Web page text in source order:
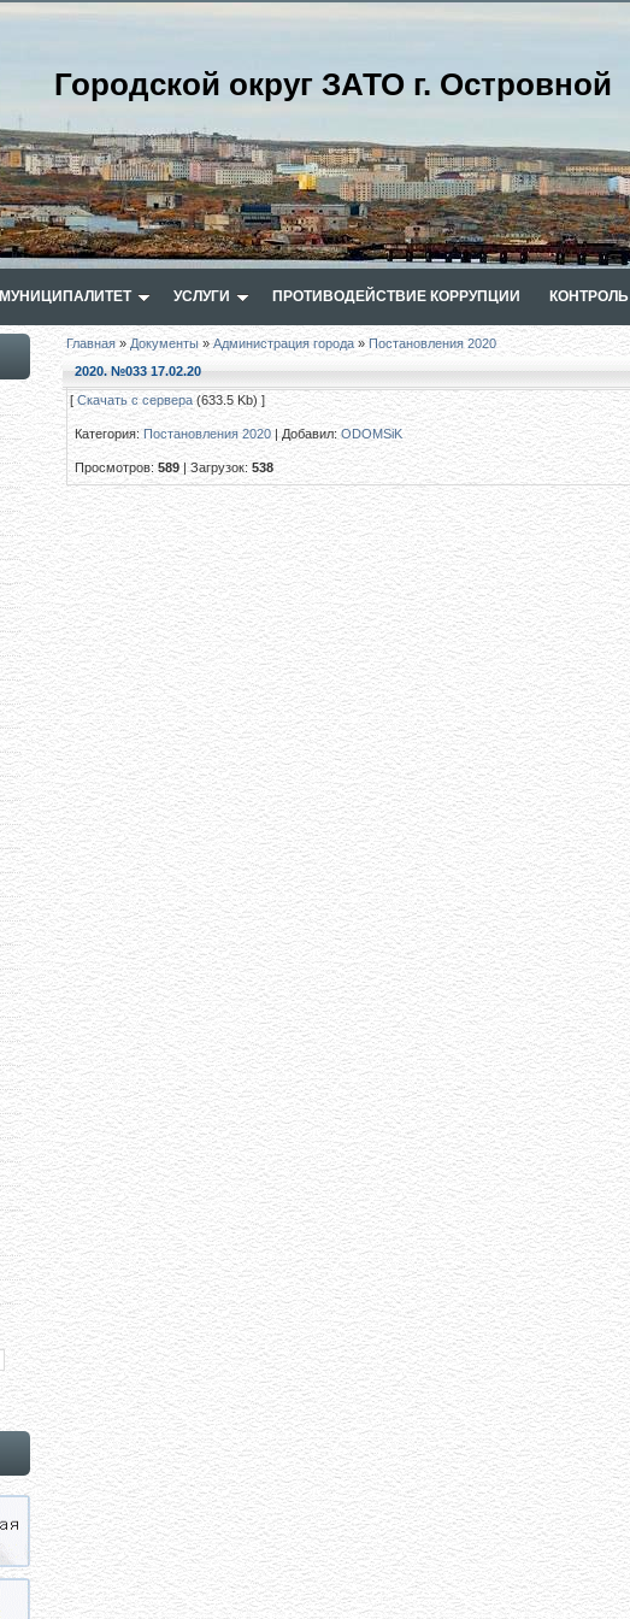
Городской округ ЗАТО г. Островной
МУНИЦИПАЛИТЕТ УСЛУГИ ПРОТИВОДЕЙСТВИЕ КОРРУПЦИИ КОНТРОЛЬ
Главная »Документы »Администрация города» Постановления 2020
2020. №033 17.02.20
[ Скачать с сервера(633.5 Kb) ]
Категория:Постановления 2020 |Добавил:ODOMSiK
Просмотров:589 |Загрузок: 538